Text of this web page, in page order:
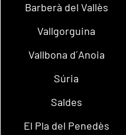
Barberà del Vallès
Vallgorguina
Vallbona d´Anoia
Súria
Saldes
El Pla del Penedès